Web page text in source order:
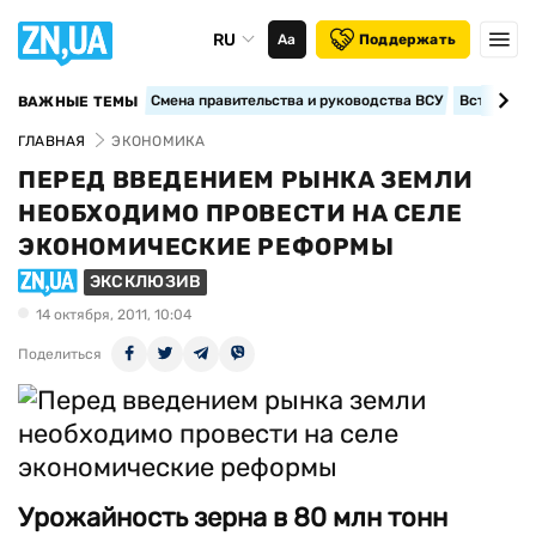
RU Аа Поддержать
ВАЖНЫЕ ТЕМЫ Смена правительства и руководства ВСУ
ГЛАВНАЯ ЭКОНОМИКА
ПЕРЕД ВВЕДЕНИЕМ РЫНКА ЗЕМЛИ
НЕОБХОДИМО ПРОВЕСТИ НА СЕЛЕ
ЭКОНОМИЧЕСКИЕ РЕФОРМЫ
ЭКСКЛЮЗИВ
14 октября, 2011, 10:04
Поделиться
Урожайность зерна в 80 млн тонн